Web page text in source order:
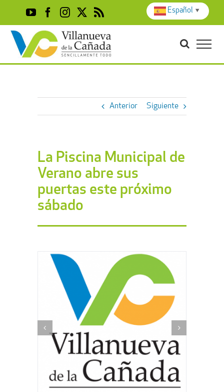
content
YouTubeFacebook
Instagram
X Rss
Anterior Siguiente
La Piscina Municipal de
Verano abre sus
puertas este próximo
sábado
Español ▼